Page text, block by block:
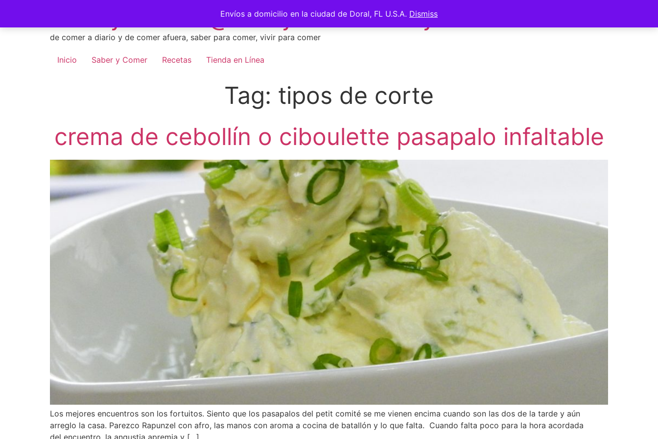
Envíos a domicilio en la ciudad de Doral, FL U.S.A. Dismiss
content
Saber y Comer - @saberycomer #saberycomer
de comer a diario y de comer afuera, saber para comer, vivir para comer
Inicio Saber y Comer Recetas Tienda en Línea
Tag: tipos de corte
crema de cebollín o ciboulette pasapalo infaltable
Los mejores encuentros son los fortuitos. Siento que los pasapalos del petit comité se me vienen encima cuando son las dos de la tarde y aún
arreglo la casa. Parezco Rapunzel con afro, las manos con aroma a cocina de batallón y lo que falta. Cuando falta poco para la hora acordada
del encuentro, la angustia apremia y […]